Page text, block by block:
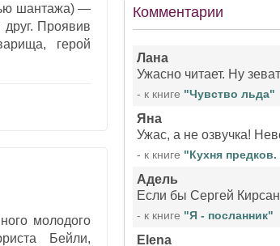
шантажа) —
Проявив
герой
молодого
Бейли,
Комментарии
Лана
- к книге "Чувство льда"
Яна
- к книге "Кухня
Адель
- к книге "Я - посланник"
Elena